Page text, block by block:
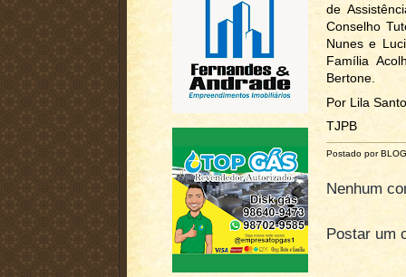
de
Conselho
Nunes e
Família
Bertone.
Por Lila
TJPB
Postado por
Nenhum
Postar um